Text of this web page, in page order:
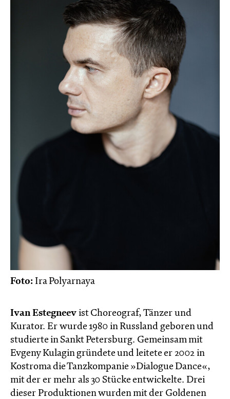
Foto: Ira Polyarnaya
Ivan Estegneev ist Choreograf, Tänzer und
Kurator. Er wurde 1980 in Russland geboren und
studierte in Sankt Petersburg. Gemeinsam mit
Evgeny Kulagin gründete und leitete er 2002 in
Kostroma die Tanzkompanie »Dialogue Dance«,
mit der er mehr als 30 Stücke entwickelte. Drei
dieser Produktionen wurden mit der Goldenen